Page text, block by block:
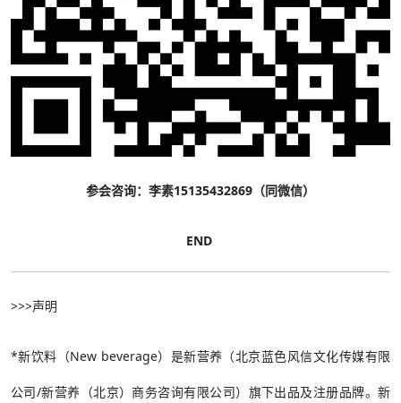
参会咨询：李素15135432869（同微信）
END
>>>声明
*新饮料（New beverage）是新营养（北京蓝色风信文化传媒有限
公司/新营养（北京）商务咨询有限公司）旗下出品及注册品牌。新